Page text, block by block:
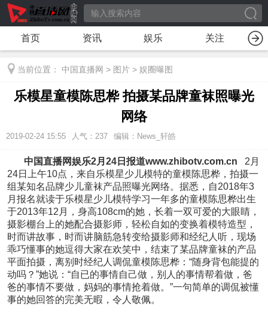
首页 资讯 娱乐 关注
当前位置： 中国直播网 > 图片 > 娱圈曝图
乐模星童模陈思桦 拍摄某品牌童袜照曝光
网络
2019-02-24 15:55 人气： 237 编辑：News_轩皓
中国直播网娱乐2月24日报道www.zhibotv.com.cn
2月
24日上午10点，来自乐模星少儿模特的童模陈思桦，拍摄一
组某知名品牌少儿童袜产品照曝光网络。据悉，自2018年3
月报名就读于乐模星少儿模特学习一年多的童模陈思桦出生
于2013年12月，身高108cm的她，长着一双可爱的大眼睛，
摄影棚台上的她配合摄影师，轻松自如的变换着模特造型，
时而讲故事，时而讲脑筋急转变给摄影师和经纪人听，现场
乖巧懂事的她逗得大家在欢笑中，结束了某品牌童袜的产品
平面拍摄，离别时经纪人调侃童模陈思桦：“随身背包能提的
动吗？”她说：“自已的事情自己做，别人的事情帮着做，爸
爸的事情不要做，妈妈的事情抢着做。”一句简单的调侃被懂
事的她回答的完美无暇，令人敬佩。